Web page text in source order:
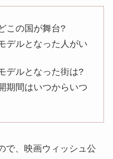
この国が舞台?
デルとなった人がい
デルとなった街は?
期間はいつからいつ
で、映画ウィッシュ公